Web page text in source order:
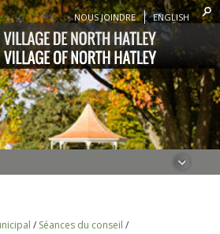
NOUS JOINDRE ENGLISH
/ Séances du conseil /